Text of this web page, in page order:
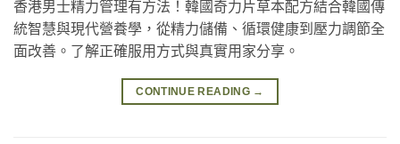
香港男士精力管理有方法！韓國奇力片草本配方結合韓國傳
統智慧與現代營養學，從精力儲備、循環健康到壓力調節全
面改善。了解正確服用方式與真實用家分享。
CONTINUE READING →